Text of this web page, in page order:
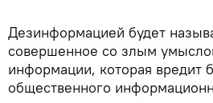
Дезинформацией будет
совершенное со злым
информации, которая вредит
общественного